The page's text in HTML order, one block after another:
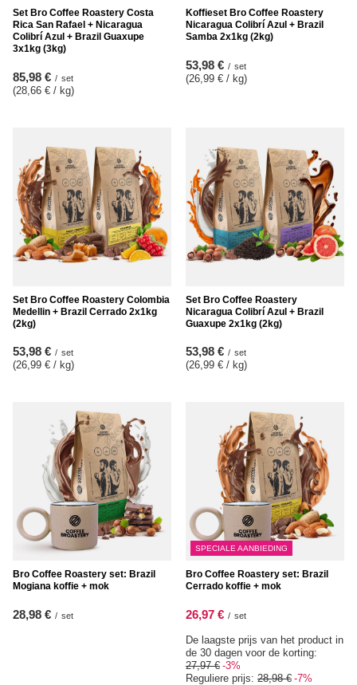
Set Bro Coffee Roastery Costa
Rica San Rafael + Nicaragua
Colibrí Azul + Brazil Guaxupe
3x1kg (3kg)
85,98 € / set
(28,66 € / kg)
Koffieset Bro Coffee Roastery
Nicaragua Colibrí Azul + Brazil
Samba 2x1kg (2kg)
53,98 € / set
(26,99 € / kg)
Set Bro Coffee Roastery Colombia
Medellin + Brazil Cerrado 2x1kg
(2kg)
53,98 € / set
(26,99 € / kg)
Set Bro Coffee Roastery
Nicaragua Colibrí Azul + Brazil
Guaxupe 2x1kg (2kg)
53,98 € / set
(26,99 € / kg)
Bro Coffee Roastery set: Brazil
Mogiana koffie + mok
28,98 € / set
SPECIALE AANBIEDING
Bro Coffee Roastery set: Brazil
Cerrado koffie + mok
26,97 € / set
De laagste prijs van het product in
de 30 dagen voor de korting:
27,97 € -3%
Reguliere prijs: 28,98 € -7%